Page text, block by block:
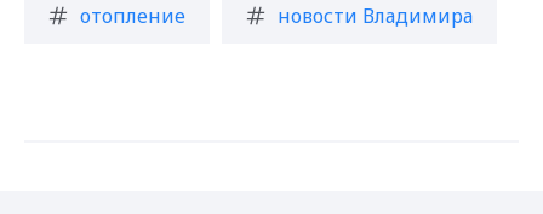
отопление новости Владимира